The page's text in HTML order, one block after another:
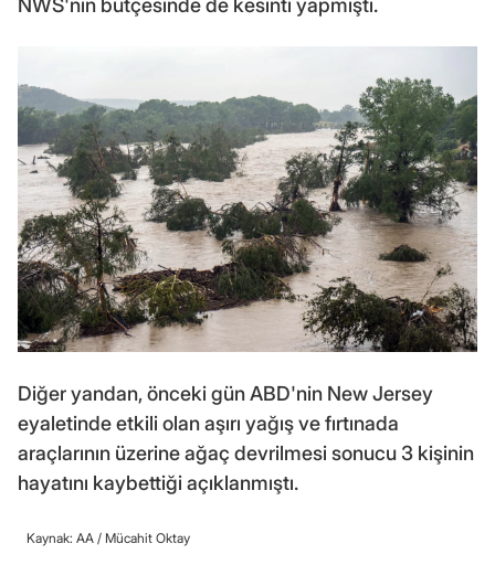
NWS'nin bütçesinde de kesinti yapmıştı.
Diğer yandan, önceki gün ABD'nin New Jersey
eyaletinde etkili olan aşırı yağış ve fırtınada
araçlarının üzerine ağaç devrilmesi sonucu 3 kişinin
hayatını kaybettiği açıklanmıştı.
Kaynak: AA / Mücahit Oktay